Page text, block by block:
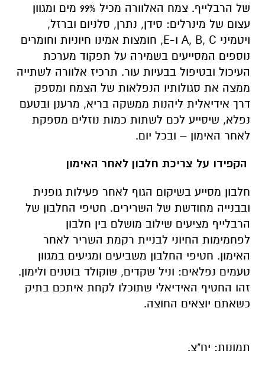
של הרבלייף. צמח האלוורה מכיל 99% מים ומגוון
עצום של מינרלים: סידן, נתרן, סלניום וברזל,
ויטמיני A, B, C ו-E, חומצות אמינו חיוניות וחומרים
נוספים המסייעים בשמירה על תפקוד מערכת
העיכול ובטיפול בבעיות עור. תרכיז אלוורה לשתייה
ממצה את סגולותיו הנפלאות של הצמח ומספק
דרך אידיאלית ליהנות ממשקה בריא, מרענן ובטעם
נפלא, שיסייע לכם לשתות כמות נוזלים מספקת
לאחר האימון – ובכל יום.
הקפידו על צריכת חלבון לאחר האימון
חלבון מסייע בשיקום הגוף לאחר פעילות גופנית
ובבנייה מחודשת של השרירים. חטיפי החלבון של
הרבלייף מציעים שילוב מושלם בין חלבון
לפחמימות החיוני לבניית רקמת השריר לאחר
האימון. חטיפי החלבון משביעים ומגיעים במגוון
טעמים נפלאים: וניל שקדים, שוקולד בוטנים ולימון.
זהו החטיף האידיאלי שתוכלו לקחת איתכם בתיק
כשאתם יוצאים החוצה.
תמונות: יח"צ.